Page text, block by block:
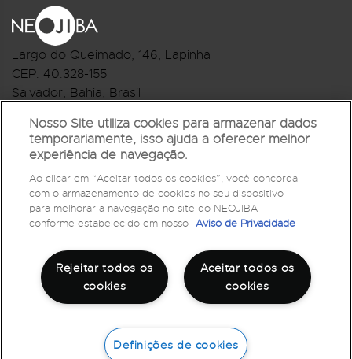
Largo do Queimado, 146, Lapinha
CEP: 40.328-155
Salvador, Bahia, Brasil
R.Monte Castelo Nº 62, Bairro Barbalho
CEP: 40.301-210
Salvador, Bahia, Brasil
Telefone:(71) 3032-1073
2026Todos os direitos reservados
Nosso Site utiliza cookies para armazenar dados
temporariamente, isso ajuda a oferecer melhor
experiência de navegação.
Ao clicar em “Aceitar todos os cookies”, você concorda
com o armazenamento de cookies no seu dispositivo
para melhorar a navegação no site do NEOJIBA
conforme estabelecido em nosso Aviso de Privacidade
Aceitar todos os
cookies
Rejeitar todos os
cookies
Definições de cookies